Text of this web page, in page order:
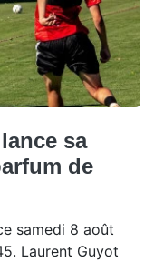
sa
de
samedi 8 août
Laurent Guyot